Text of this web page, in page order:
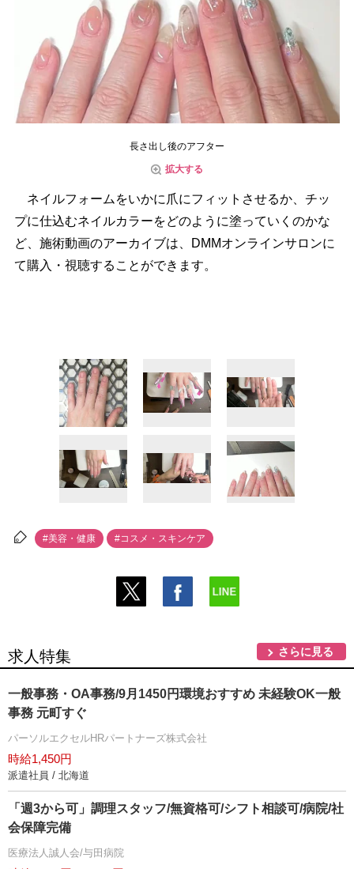
長さ出し後のアフター
拡大する
ネイルフォームをいかに爪にフィットさせるか、チッ
プに仕込むネイルカラーをどのように塗っていくのかな
ど、施術動画のアーカイブは、DMMオンラインサロンに
て購入・視聴することができます。
#美容・健康 #コスメ・スキンケア
求人特集 さらに見る
一般事務・OA事務/9月1450円環境おすすめ 未経験OK一般
事務 元町すぐ
パーソルエクセルHRパートナーズ株式会社
時給1,450円
派遣社員 / 北海道
「週3から可」調理スタッフ/無資格可/シフト相談可/病院/社
会保障完備
医療法人誠人会/与田病院